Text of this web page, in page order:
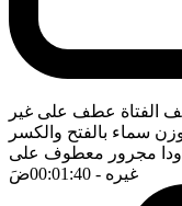
الفتاة عطف على غير
سماء بالفتح والكسر
مجرور معطوف على
غيره - 00:01:40 ضَ